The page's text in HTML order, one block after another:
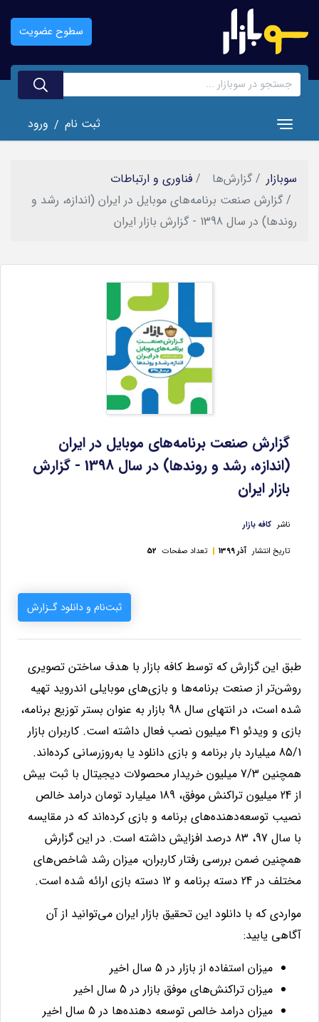
اصلی
سطوح عضویت
Toggle navigation ثبت نام / ورود
سوبازار گزارش‌ها
فناوری و ارتباطات
گزارش صنعت برنامه‌های موبایل در ایران (اندازه، رشد و
روندها) در سال 1398 - گزارش بازار ایران
گزارش صنعت برنامه‌های موبایل در ایران
(اندازه، رشد و روندها) در سال 1398 - گزارش
بازار ایران
ناشر کافه بازار
تاریخ انتشار آذر 1399 تعداد صفحات 52
ثبت‌نام و دانلود گـزارش
طبق این گزارش که توسط کافه بازار با هدف ساختن تصویری
روشن‌تر از صنعت برنامه‌ها و بازی‌های موبایلی اندروید تهیه
شده است، در انتهای سال 98 بازار به عنوان بستر توزیع برنامه،
بازی و ویدئو 41 میلیون نصب فعال داشته است. کاربران بازار
85/1 میلیارد بار برنامه و بازی دانلود یا به‌روز‌رسانی کرده‌اند.
همچنین 7/3 میلیون خریدار محصولات دیجیتال با ثبت بیش
از 24 میلیون تراکنش موفق، 189 میلیارد تومان درامد خالص
نصیب توسعه‌دهنده‌های برنامه و بازی کرده‌اند که در مقایسه
با سال 97، 83 درصد افزایش داشته است. در این گزارش
همچنین ضمن بررسی رفتار کاربران، میزان رشد شاخص‌های
مختلف در 24 دسته برنامه و 12 دسته بازی ارائه شده است.
مواردی که با دانلود این تحقیق بازار ایران می‌توانید از آن
آگاهی یابید:
میزان استفاده از بازار در 5 سال اخیر
میزان تراکنش‌های موفق بازار در 5 سال اخیر
میزان درامد خالص توسعه دهنده‌ها در 5 سال اخیر